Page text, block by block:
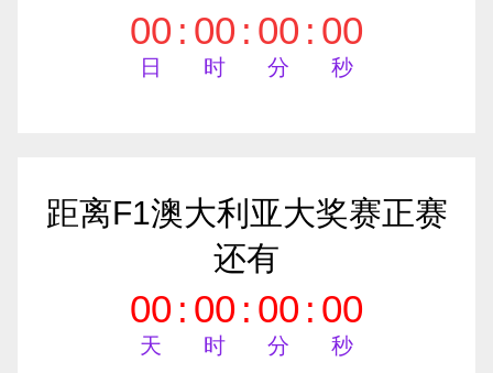
00
日
: 00
时
: 00
分
: 00
秒
距离F1澳大利亚大奖赛正赛
还有
00
天
: 00
时
: 00
分
: 00
秒